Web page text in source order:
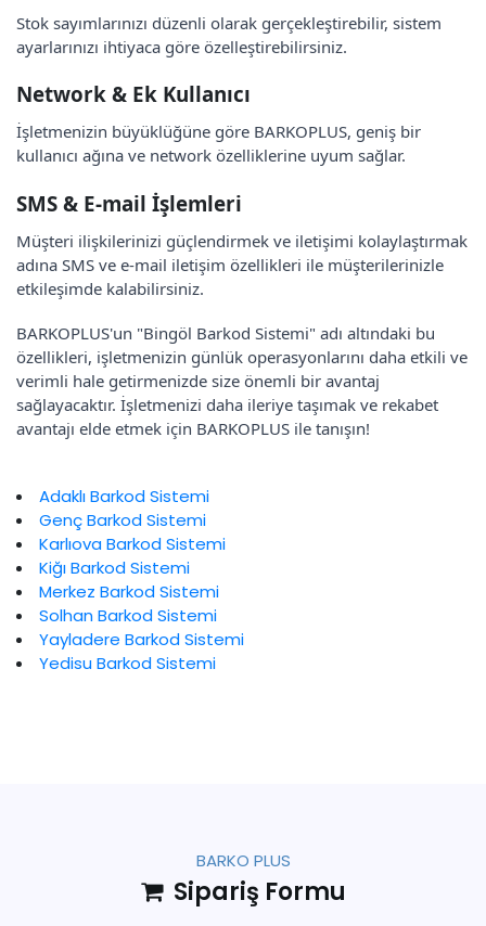
Stok sayımlarınızı düzenli olarak gerçekleştirebilir, sistem
ayarlarınızı ihtiyaca göre özelleştirebilirsiniz.
Network & Ek Kullanıcı
İşletmenizin büyüklüğüne göre BARKOPLUS, geniş bir
kullanıcı ağına ve network özelliklerine uyum sağlar.
SMS & E-mail İşlemleri
Müşteri ilişkilerinizi güçlendirmek ve iletişimi kolaylaştırmak
adına SMS ve e-mail iletişim özellikleri ile müşterilerinizle
etkileşimde kalabilirsiniz.
BARKOPLUS'un "Bingöl Barkod Sistemi" adı altındaki bu
özellikleri, işletmenizin günlük operasyonlarını daha etkili ve
verimli hale getirmenizde size önemli bir avantaj
sağlayacaktır. İşletmenizi daha ileriye taşımak ve rekabet
avantajı elde etmek için BARKOPLUS ile tanışın!
Adaklı Barkod Sistemi
Genç Barkod Sistemi
Karlıova Barkod Sistemi
Kiğı Barkod Sistemi
Merkez Barkod Sistemi
Solhan Barkod Sistemi
Yayladere Barkod Sistemi
Yedisu Barkod Sistemi
BARKO PLUS
Sipariş Formu